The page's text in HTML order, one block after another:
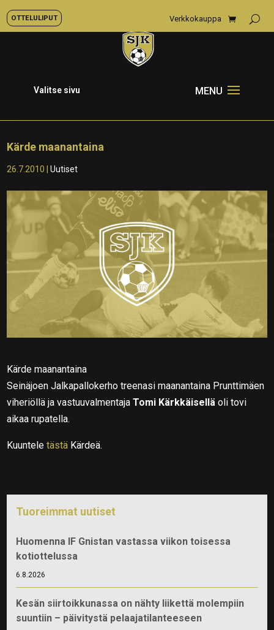
OTTELULIPUT Verkkokauppa
Valitse sivu
Kärde maanantaina
26.7.2010 |Uutiset
Kärde maanantaina
Seinäjoen Jalkapallokerho treenasi maanantaina Prunttimäen
viheriöllä ja vastuuvalmentajaTomi Kärkkäisellä oli tovi
aikaa rupatella.
Kuunteletästä Kärdeä.
Tuoreimmat uutiset
Huomenna IF Gnistan vastassa viikon toisessa
kotiottelussa
6.8.2026
Kesän siirtoikkunassa on nähty liikettä molempiin
suuntiin – päivitystä pelaajatilanteeseen